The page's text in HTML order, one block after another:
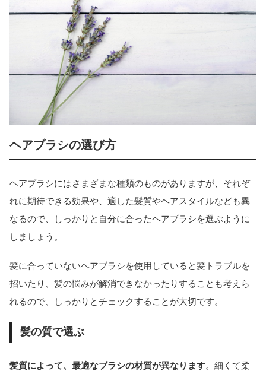
ヘアブラシの選び方
ヘアブラシにはさまざまな種類のものがありますが、それぞ
れに期待できる効果や、適した髪質やヘアスタイルなども異
なるので、しっかりと自分に合ったヘアブラシを選ぶように
しましょう。
髪に合っていないヘアブラシを使用していると髪トラブルを
招いたり、髪の悩みが解消できなかったりすることも考えら
れるので、しっかりとチェックすることが大切です。
髪の質で選ぶ
髪質によって、最適なブラシの材質が異なります。細くて柔